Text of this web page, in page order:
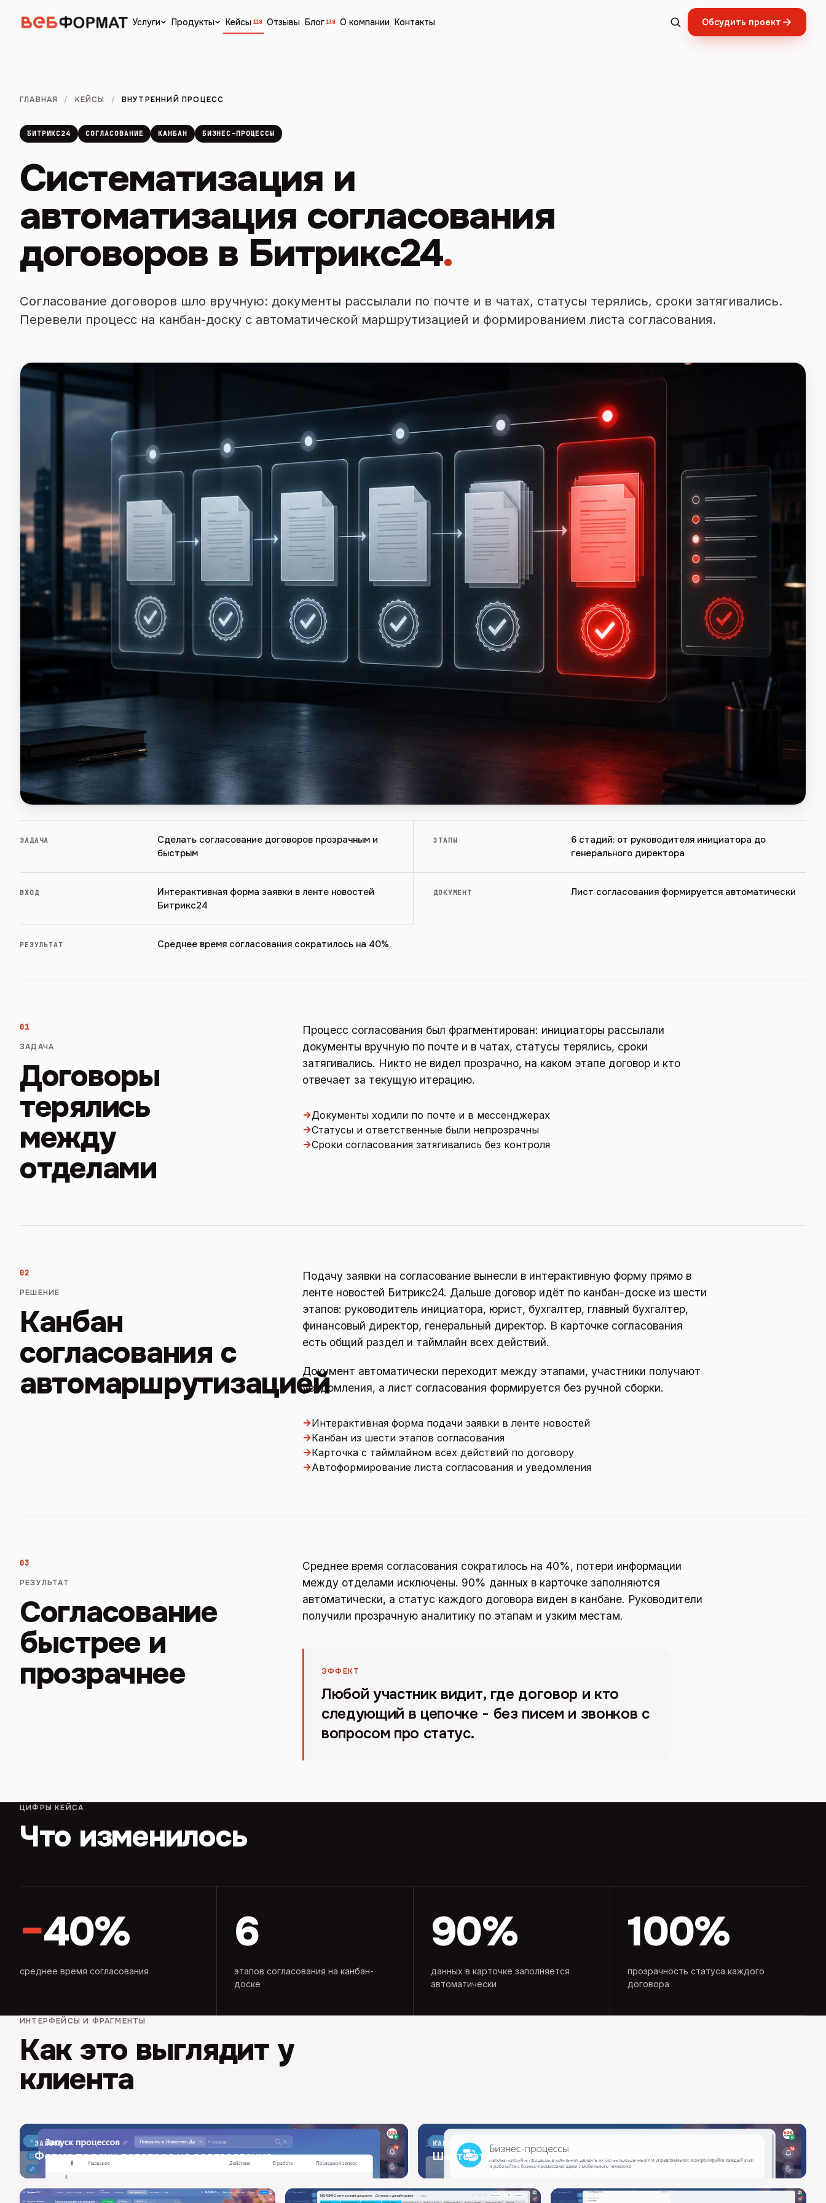
Услуги Продукты Кейсы 118 Отзывы Блог 138 О компании Контакты Обсудить проект
ГЛАВНАЯ / КЕЙСЫ / ВНУТРЕННИЙ ПРОЦЕСС
БИТРИКС24 СОГЛАСОВАНИЕ КАНБАН БИЗНЕС-ПРОЦЕССЫ
Систематизация и
автоматизация согласования
договоров в Битрикс24.
Согласование договоров шло вручную: документы рассылали по почте и в чатах, статусы терялись, сроки затягивались.
Перевели процесс на канбан-доску с автоматической маршрутизацией и формированием листа согласования.
ЗАДАЧА
Сделать согласование договоров прозрачным и
быстрым
ЭТАПЫ
6 стадий: от руководителя инициатора до
генерального директора
ВХОД
Интерактивная форма заявки в ленте новостей
Битрикс24
ДОКУМЕНТ Лист согласования формируется автоматически
РЕЗУЛЬТАТ Среднее время согласования сократилось на 40%
01
ЗАДАЧА
Договоры
терялись
между
отделами
Процесс согласования был фрагментирован: инициаторы рассылали
документы вручную по почте и в чатах, статусы терялись, сроки
затягивались. Никто не видел прозрачно, на каком этапе договор и кто
отвечает за текущую итерацию.
→Документы ходили по почте и в мессенджерах
→Статусы и ответственные были непрозрачны
→Сроки согласования затягивались без контроля
02
РЕШЕНИЕ
Канбан
согласования с
автомаршрутизацией
Подачу заявки на согласование вынесли в интерактивную форму прямо в
ленте новостей Битрикс24. Дальше договор идёт по канбан-доске из шести
этапов: руководитель инициатора, юрист, бухгалтер, главный бухгалтер,
финансовый директор, генеральный директор. В карточке согласования
есть общий раздел и таймлайн всех действий.
Документ автоматически переходит между этапами, участники получают
уведомления, а лист согласования формируется без ручной сборки.
→Интерактивная форма подачи заявки в ленте новостей
→Канбан из шести этапов согласования
→Карточка с таймлайном всех действий по договору
→Автоформирование листа согласования и уведомления
03
РЕЗУЛЬТАТ
Согласование
быстрее и
прозрачнее
Среднее время согласования сократилось на 40%, потери информации
между отделами исключены. 90% данных в карточке заполняются
автоматически, а статус каждого договора виден в канбане. Руководители
получили прозрачную аналитику по этапам и узким местам.
ЭФФЕКТ
Любой участник видит, где договор и кто
следующий в цепочке - без писем и звонков с
вопросом про статус.
ЦИФРЫ КЕЙСА
Что изменилось
−40%
среднее время согласования
6
этапов согласования на канбан-
доске
90%
данных в карточке заполняется
автоматически
100%
прозрачность статуса каждого
договора
ИНТЕРФЕЙСЫ И ФРАГМЕНТЫ
Как это выглядит у
клиента
ЗАЯВКА
Форма подачи договора на согласование
КАНБАН
Шесть этапов согласования на доске